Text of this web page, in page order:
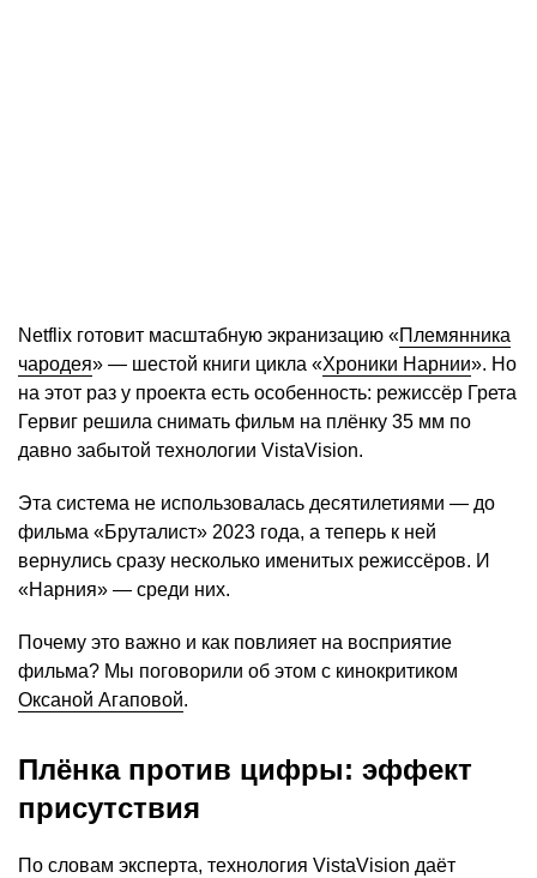
Netflix готовит масштабную экранизацию «Племянника
чародея» — шестой книги цикла «Хроники Нарнии». Но
на этот раз у проекта есть особенность: режиссёр Грета
Гервиг решила снимать фильм на плёнку 35 мм по
давно забытой технологии VistaVision.
Эта система не использовалась десятилетиями — до
фильма «Бруталист» 2023 года, а теперь к ней
вернулись сразу несколько именитых режиссёров. И
«Нарния» — среди них.
Почему это важно и как повлияет на восприятие
фильма? Мы поговорили об этом с кинокритиком
Оксаной Агаповой.
Плёнка против цифры: эффект
присутствия
По словам эксперта, технология VistaVision даёт